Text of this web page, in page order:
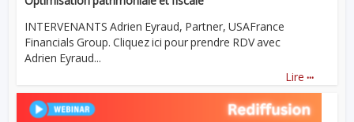
INTERVENANTS Adrien Eyraud, Partner, USAFrance
Financials Group. Cliquez ici pour prendre RDV avec
Adrien Eyraud...
Lire ...